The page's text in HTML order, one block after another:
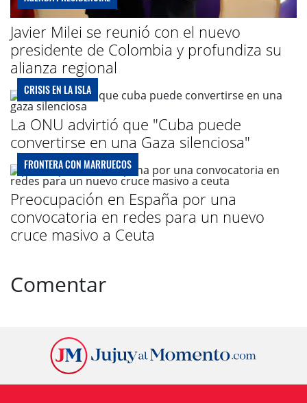
Javier Milei se reunió con el nuevo
presidente de Colombia y profundiza su
alianza regional
CRISIS EN LA ISLA
La ONU advirtió que "Cuba puede
convertirse en una Gaza silenciosa"
FRONTERA CON MARRUECOS
Preocupación en España por una
convocatoria en redes para un nuevo
cruce masivo a Ceuta
Comentar